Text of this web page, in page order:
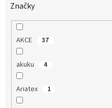
Značky
AKCE 37
akuku 4
Ariatex 1